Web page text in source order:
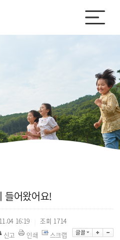
어왔어요!
16:19 조회 1714
신고
인쇄 스크랩